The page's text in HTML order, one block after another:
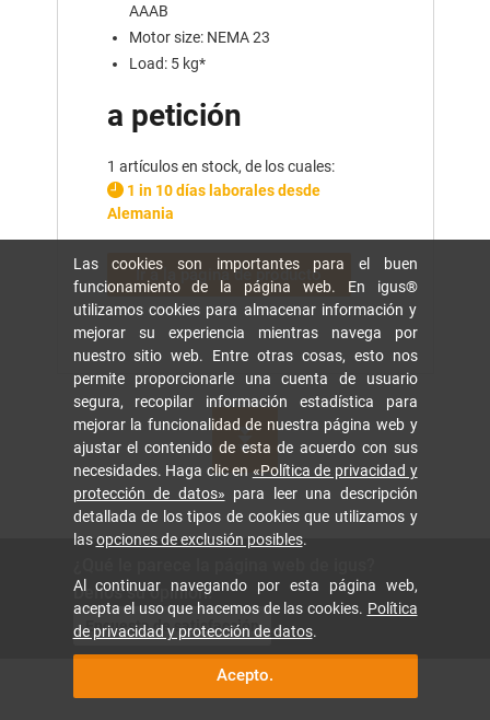
AAAB
Motor size: NEMA 23
Load: 5 kg*
a petición
1 artículos en stock, de los cuales:
1 in 10 días laborales desde
Alemania
Ir a la página de producto
Denos su opinión.
Encuesta de satisfacción
Las cookies son importantes para el buen
funcionamiento de la página web. En igus®
utilizamos cookies para almacenar información y
mejorar su experiencia mientras navega por
nuestro sitio web. Entre otras cosas, esto nos
permite proporcionarle una cuenta de usuario
segura, recopilar información estadística para
mejorar la funcionalidad de nuestra página web y
ajustar el contenido de esta de acuerdo con sus
necesidades. Haga clic en «Política de privacidad y
protección de datos» para leer una descripción
detallada de los tipos de cookies que utilizamos y
lasopciones de exclusión posibles.
Al continuar navegando por esta página web,
acepta el uso que hacemos de las cookies. Política
de privacidad y protección de datos.
Acepto.